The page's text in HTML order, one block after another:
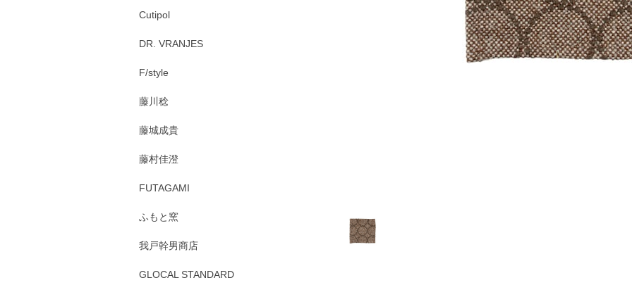
Cutipol
DR. VRANJES
F/style
藤川稔
藤城成貴
藤村佳澄
FUTAGAMI
ふもと窯
我戸幹男商店
GLOCAL STANDARD